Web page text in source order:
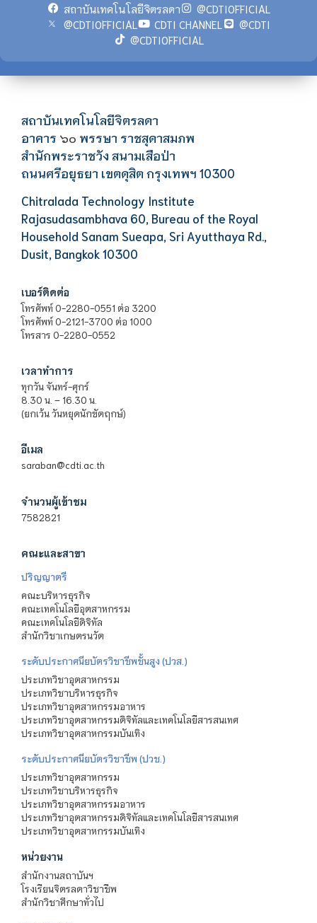
สถาบันเทคโนโลยีจิตรลดา
@CDTIOFFICIAL
@CDTIOFFICIAL
CDTI CHANNEL
@CDTI
@CDTIOFFICIAL
สถาบันเทคโนโลยีจิตรลดา
อาคาร ๖๐ พรรษา ราชสุดาสมภพ
สำนักพระราชวัง สนามเสือป่า
ถนนศรีอยุธยา เขตดุสิต กรุงเทพฯ 10300
Chitralada Technology Institute
Rajasudasambhava 60, Bureau of the Royal
Household Sanam Sueapa, Sri Ayutthaya Rd.,
Dusit, Bangkok 10300
เบอร์ติดต่อ
โทรศัพท์ 0-2280-0551 ต่อ 3200
โทรศัพท์ 0-2121-3700 ต่อ 1000
โทรสาร 0-2280-0552
เวลาทำการ
ทุกวัน จันทร์-ศุกร์
8.30 น. – 16.30 น.
(ยกเว้น วันหยุดนักขัตฤกษ์)
อีเมล
saraban@cdti.ac.th
จำนวนผู้เข้าชม
7582821
คณะและสาขา
ปริญญาตรี
คณะบริหารธุรกิจ
คณะเทคโนโลยีอุตสาหกรรม
คณะเทคโนโลยีดิจิทัล
สำนักวิชาเกษตรนวัต
ระดับประกาศนียบัตรวิชาชีพชั้นสูง (ปวส.)
ประเภทวิชาอุตสาหกรรม
ประเภทวิชาบริหารธุรกิจ
ประเภทวิชาอุตสาหกรรมอาหาร
ประเภทวิชาอุตสาหกรรมดิจิทัลและเทคโนโลยีสารสนเทศ
ประเภทวิชาอุตสาหกรรมบันเทิง
ระดับประกาศนียบัตรวิชาชีพ (ปวช.)
ประเภทวิชาอุตสาหกรรม
ประเภทวิชาบริหารธุรกิจ
ประเภทวิชาอุตสาหกรรมอาหาร
ประเภทวิชาอุตสาหกรรมดิจิทัลและเทคโนโลยีสารสนเทศ
ประเภทวิชาอุตสาหกรรมบันเทิง
หน่วยงาน
สำนักงานสถาบันฯ
โรงเรียนจิตรลดาวิชาชีพ
สำนักวิชาศึกษาทั่วไป